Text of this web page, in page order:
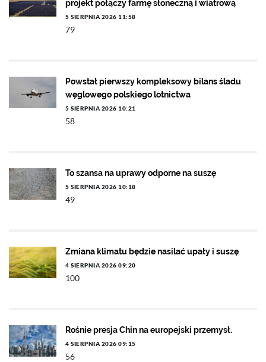
projekt połączy farmę słoneczną i wiatrową
5 SIERPNIA 2026 11:58
79
Powstał pierwszy kompleksowy bilans śladu
węglowego polskiego lotnictwa
5 SIERPNIA 2026 10:21
58
To szansa na uprawy odporne na suszę
5 SIERPNIA 2026 10:18
49
Zmiana klimatu będzie nasilać upały i suszę
4 SIERPNIA 2026 09:20
100
Rośnie presja Chin na europejski przemysł.
4 SIERPNIA 2026 09:15
56